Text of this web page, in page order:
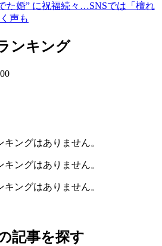
た婚” に祝福続々…SNSでは「檀れ
声も
ンキング
ングはありません。
ングはありません。
ングはありません。
記事を探す